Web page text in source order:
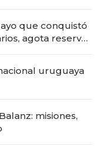
que conquistó
agota reservas
uruguaya
misiones,